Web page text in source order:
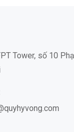
Tower, số 10